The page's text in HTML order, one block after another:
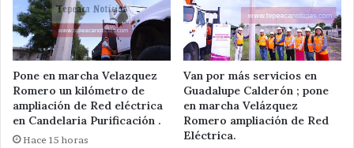
Pone en marcha Velazquez
Romero un kilómetro de
ampliación de Red eléctrica
en Candelaria Purificación .
Hace 15 horas
Van por más servicios en
Guadalupe Calderón ; pone
en marcha Velázquez
Romero ampliación de Red
Eléctrica.